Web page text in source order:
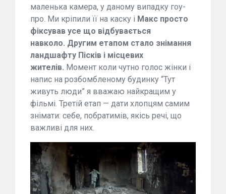
маленька камера, у даному випадку гоу-
про. Ми кріпили її на каску і Макс просто
фіксував усе що відбувається
навколо. Другим етапом стало знімання
ландшафту Пісків і місцевих
жителів. Момент коли чутно голос жінки і
напис на розбомбленому будинку “Тут
живуть люди” я вважаю найкращим у
фільмі. Третій етап — дати хлопцям самим
знімати: себе, побратимів, якісь речі, що
важливі для них.